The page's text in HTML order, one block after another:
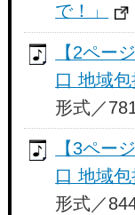
で！」
【2ペー
口 地域
形式／
【3ペー
口 地域
形式／